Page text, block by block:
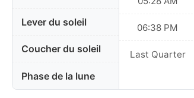
Lever du soleil
Coucher du soleil
Phase de la lune
06:38 PM
Last Quarter